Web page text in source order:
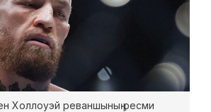
Холлоуэй реваншының ресми